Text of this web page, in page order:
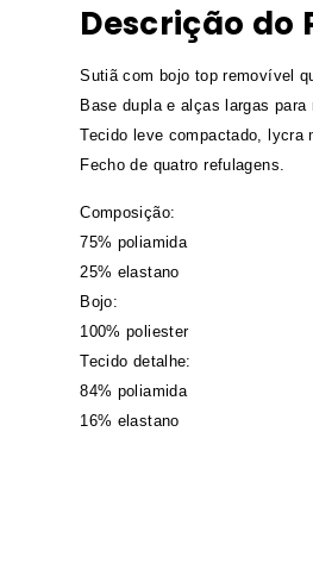
Descrição do
Sutiã com bojo top removível
Base dupla e alças largas
Tecido leve compactado, lycra
Fecho de quatro refulagens.
Composição:
75% poliamida
25% elastano
Bojo:
100% poliester
Tecido detalhe:
84% poliamida
16% elastano